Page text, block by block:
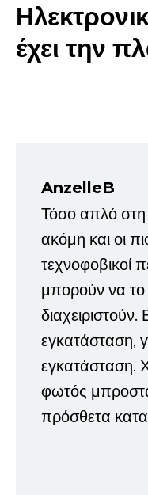
έχει την
AnzelleB
Τόσο απλό
ακόμη και οι
τεχνοφοβικοί
μπορούν να το
διαχειριστούν.
εγκατάσταση,
εγκατάσταση.
φωτός
πρόσθετα